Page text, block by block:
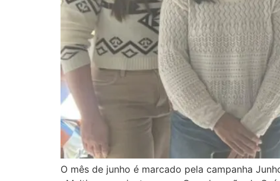
O mês de junho é marcado pela campanha